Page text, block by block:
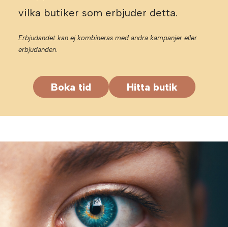
vilka butiker som erbjuder detta.
Erbjudandet kan ej kombineras med andra kampanjer eller
erbjudanden.
Boka tid Hitta butik